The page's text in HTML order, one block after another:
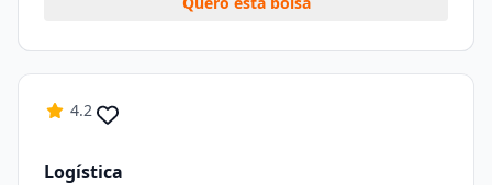
4.2
Logística